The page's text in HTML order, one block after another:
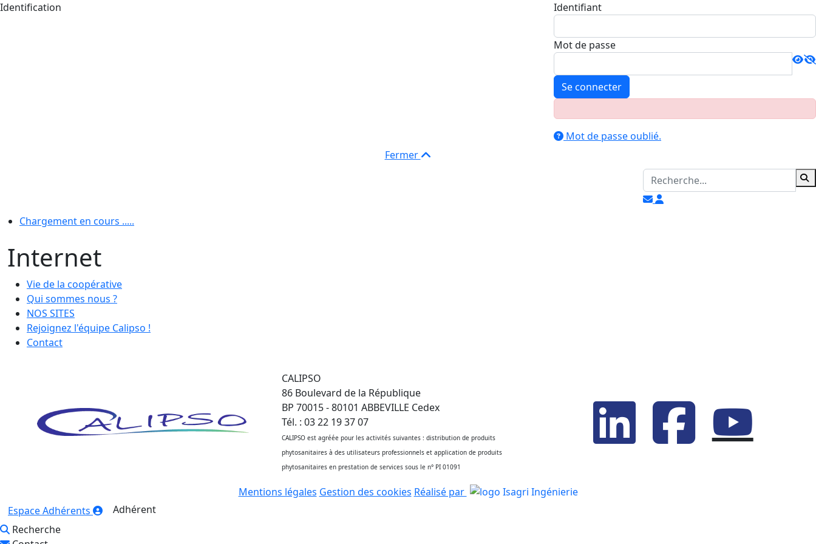
Identification Identifiant
Mot de passe
Se connecter
Mot de passe oublié.
Fermer
Chargement en cours .....
Internet
Vie de la coopérative
Qui sommes nous ?
NOS SITES
Rejoignez l'équipe Calipso !
Contact
CALIPSO
86 Boulevard de la République
BP 70015 - 80101 ABBEVILLE Cedex
Tél. : 03 22 19 37 07
CALIPSO est agréée pour les activités suivantes : distribution de produits
phytosanitaires à des utilisateurs professionnels et application de produits
phytosanitaires en prestation de services sous le n° PI 01091
Mentions légales Gestion des cookies Réalisé par
Espace Adhérents
Adhérent
Recherche